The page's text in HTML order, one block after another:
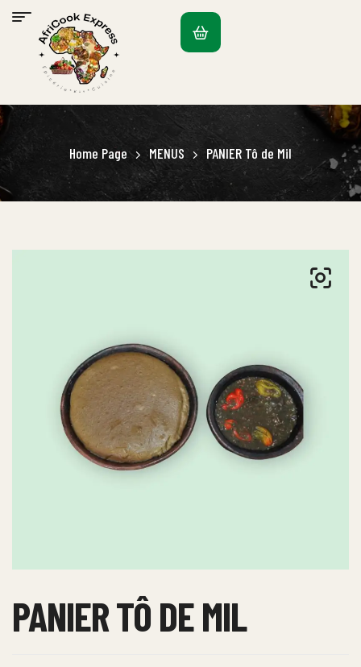
Home Page MENUS PANIER Tô de Mil
PANIER TÔ DE MIL